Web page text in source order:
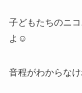
子どもたちのニ
よ☺
音程がわからな